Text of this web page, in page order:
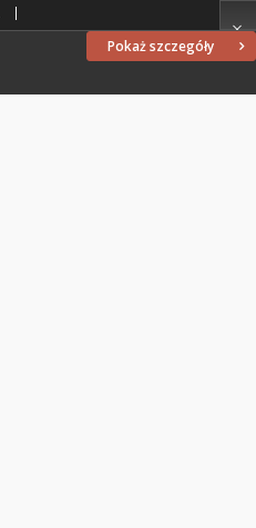
Pokaż szczegóły